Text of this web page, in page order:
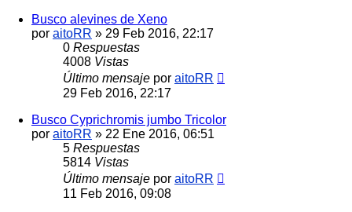
Busco alevines de Xeno
por aitoRR » 29 Feb 2016, 22:17
0 Respuestas
4008 Vistas
Último mensaje por aitoRR
29 Feb 2016, 22:17
Busco Cyprichromis jumbo Tricolor
por aitoRR » 22 Ene 2016, 06:51
5 Respuestas
5814 Vistas
Último mensaje por aitoRR
11 Feb 2016, 09:08